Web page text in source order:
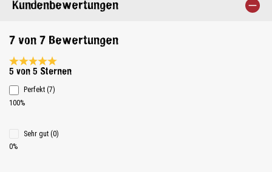
Kundenbewertungen
7 von 7 Bewertungen
Durchschnittliche Bewertung 5 von 5 Sternen
5 von 5 Sternen
Perfekt (7)
100%
Sehr gut (0)
0%